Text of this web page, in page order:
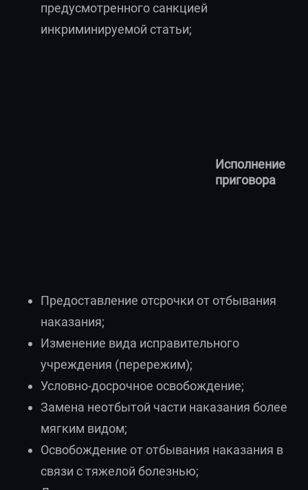
предусмотренного санкцией
инкриминируемой статьи;
Исполнение
приговора
Предоставление отсрочки от отбывания
наказания;
Изменение вида исправительного
учреждения (перережим);
Условно-досрочное освобождение;
Замена неотбытой части наказания более
мягким видом;
Освобождение от отбывания наказания в
связи с тяжелой болезнью;